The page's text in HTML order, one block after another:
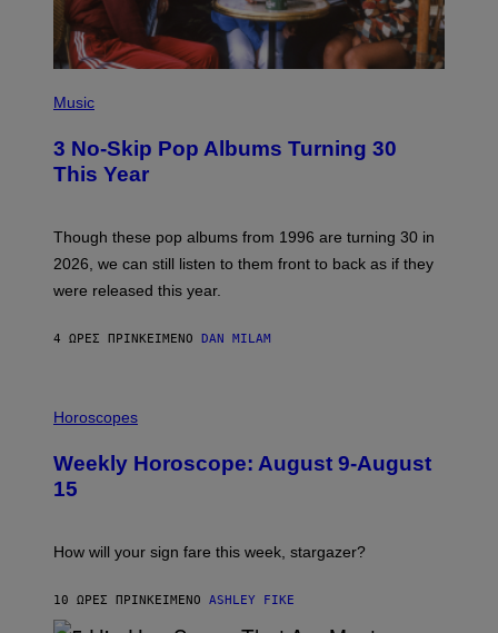
G
H
O
B
Y
M
O
E
/
Y
A
G
E
Music
3 No-Skip Pop Albums Turning 30
This Year
Though these pop albums from 1996 are turning 30 in
2026, we can still listen to them front to back as if they
were released this year.
4 ΏΡΕΣ ΠΡΙΝΚΕΊΜΕΝΟ DAN MILAM
L
S
T
R
I
B
Horoscopes
Weekly Horoscope: August 9-August
15
How will your sign fare this week, stargazer?
10 ΏΡΕΣ ΠΡΙΝΚΕΊΜΕΝΟ ASHLEY FIKE